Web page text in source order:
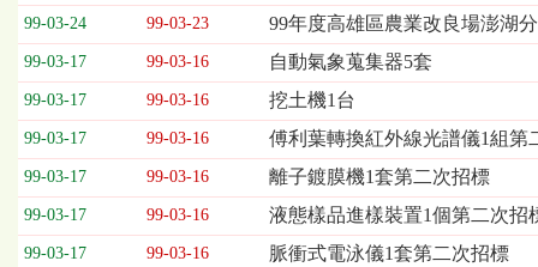
標
期、
截
標
日
期、
公
告
事
項
99-03-24 99-03-23 99年度高雄區農業改良場澎湖
99-03-17 99-03-16 自動氣象蒐集器5套
99-03-17 99-03-16 挖土機1台
99-03-17 99-03-16 傅利葉轉換紅外線光譜儀1組第
99-03-17 99-03-16 離子鍍膜機1套第二次招標
99-03-17 99-03-16 液態樣品進樣裝置1個第二次招
99-03-17 99-03-16 脈衝式電泳儀1套第二次招標